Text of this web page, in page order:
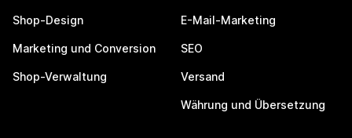
Shop-Design
Marketing und Conversion
Shop-Verwaltung
E-Mail-Marketing
SEO
Versand
Währung und Übersetzung